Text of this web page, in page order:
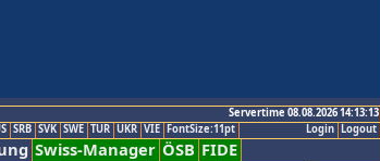
Servertime 08.08.2026 14:13:13
Logout
Login
SRB SVK SWE TUR UKR VIE FontSize:11pt
Swiss-Manager ÖSB FIDE